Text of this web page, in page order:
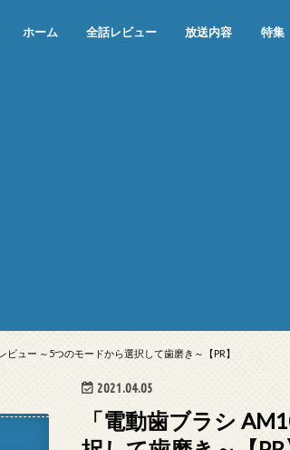
ホーム 全話レビュー 放送内容 特集
ビュー ～5つのモードから選択して歯磨き～【PR】
2021.04.05
「電動歯ブラシ